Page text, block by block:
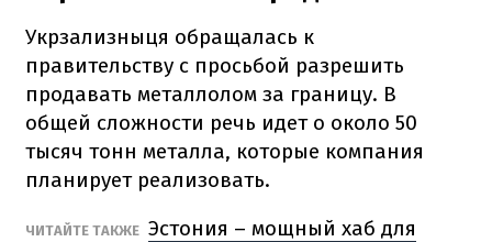
Укрзализныця обращалась к
правительству с просьбой разрешить
продавать металлолом за границу. В
общей сложности речь идет о около 50
тысяч тонн металла, которые компания
планирует реализовать.
ЧИТАЙТЕ ТАКЖЕ Эстония – мощный хаб для